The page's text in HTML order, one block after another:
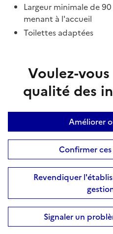
Largeur minimale de
menant à l'accueil
Toilettes adaptées
Voulez-
qualité des
Améliorer
Confirmer
Revendiquer
Signaler un